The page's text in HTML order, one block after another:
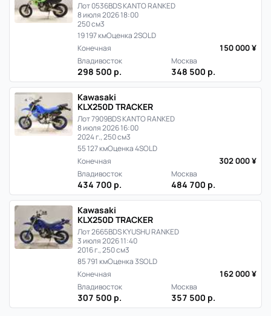
Лот 0536BDS KANTO RANKED
8 июля 2026 18:00
250 см3
19 197 кмОценка 2SOLD
Конечная
150 000 ¥
Владивосток
298 500 р.
Москва
348 500 р.
Kawasaki
KLX250D TRACKER
Лот 7909BDS KANTO RANKED
8 июля 2026 16:00
2024 г., 250 см3
55 127 кмОценка 4SOLD
Конечная
302 000 ¥
Владивосток
434 700 р.
Москва
484 700 р.
Kawasaki
KLX250D TRACKER
Лот 2665BDS KYUSHU RANKED
3 июля 2026 11:40
2016 г., 250 см3
85 791 кмОценка 3SOLD
Конечная
162 000 ¥
Владивосток
307 500 р.
Москва
357 500 р.